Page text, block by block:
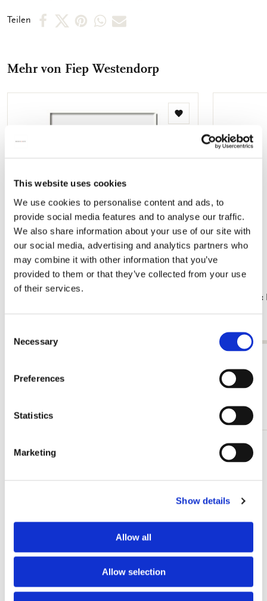
This website uses cookies
We use cookies to personalise content and ads, to
provide social media features and to analyse our traffic.
We also share information about your use of our site with
our social media, advertising and analytics partners who
may combine it with other information that you’ve
provided to them or that they’ve collected from your use
of their services.
Selection
Necessary
Preferences
Statistics
Marketing
Show details
Allow all
Allow selection
Teilen
Per Per Per PerPer
teilen
Mehr von Fiep Westendorp
Zur
hinzufügen
Andere Kunden haben sich auch angesehen